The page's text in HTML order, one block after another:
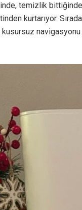
temizlik
kurtarıyor.
kusursuz